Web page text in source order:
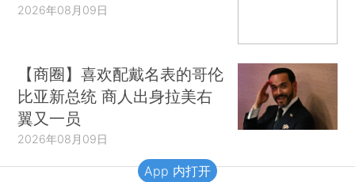
2026年08月09日
【商圈】喜欢配戴名表的哥伦
比亚新总统 商人出身拉美右
翼又一员
2026年08月09日
App 内打开